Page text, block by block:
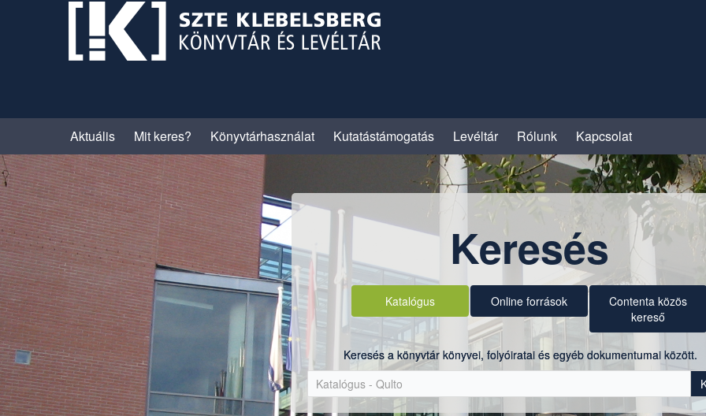
Aktuális Mit keres? Könyvtárhasználat Kutatástámogatás Levéltár Rólunk Kapcsolat
Keresés
Katalógus Online források
Contenta közös
kereső
Keresés a könyvtár könyvei, folyóiratai és egyéb dokumentumai között.